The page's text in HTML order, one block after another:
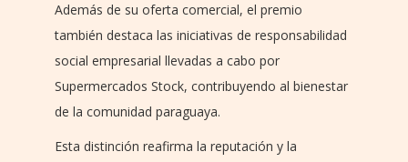
Además de su oferta comercial, el premio
también destaca las iniciativas de responsabilidad
social empresarial llevadas a cabo por
Supermercados Stock, contribuyendo al bienestar
de la comunidad paraguaya.
Esta distinción reafirma la reputación y la